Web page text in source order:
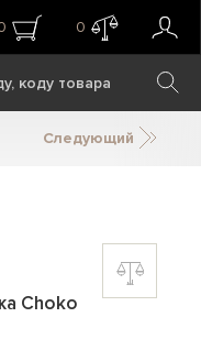
0
Следующий
Choko